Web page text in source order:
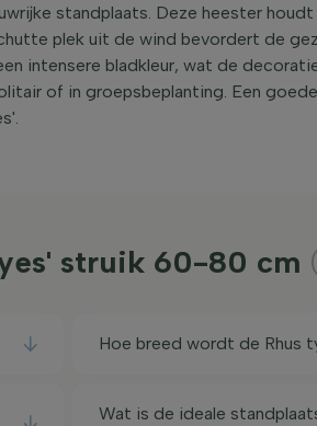
standplaats. Deze heester
plek uit de wind bevordert de
intensere bladkleur, wat de
of in groepsbeplanting. Een
struik 60-80 cm
Hoe breed wordt de Rhus
Wat is de ideale